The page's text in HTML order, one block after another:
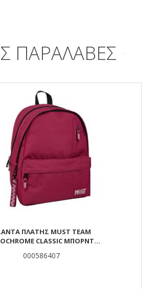
ΠΑΡΑΛΑΒΕΣ
ΠΛΆΤΗΣ MUST TEAM
CLASSIC ΜΠΟΡΝΤΌ
000586407